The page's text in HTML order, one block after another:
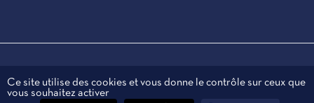
Mentions légales
Données personnelles
Ce site utilise des cookies et vous donne le contrôle sur ceux que
vous souhaitez activer